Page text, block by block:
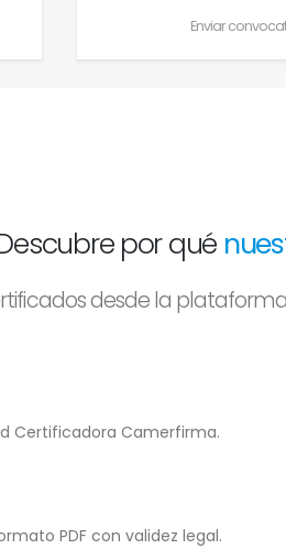
Enviar
por qué
desde la
Certificadora Camerfirma.
PDF con validez legal.